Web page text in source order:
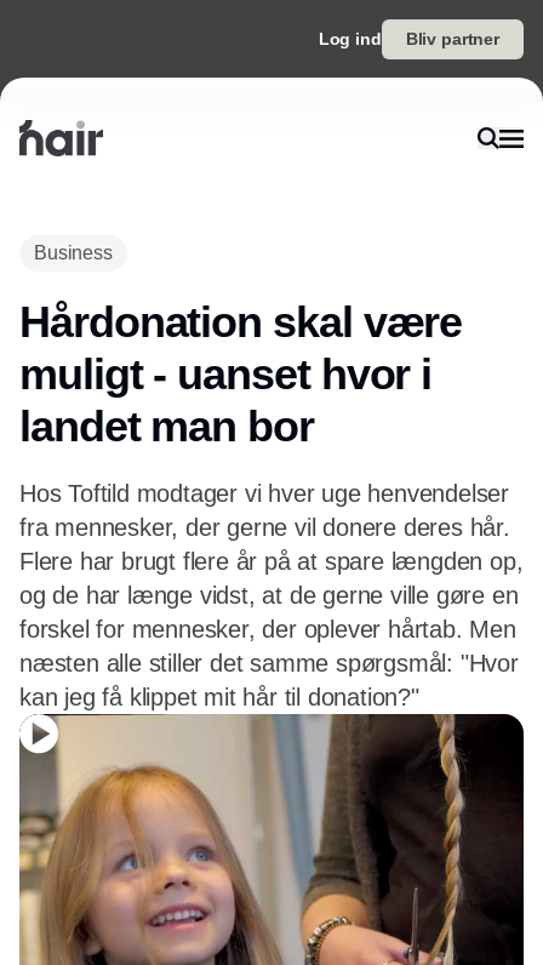
Log ind Bliv partner
Business
Hårdonation skal være
muligt - uanset hvor i
landet man bor
Hos Toftild modtager vi hver uge henvendelser
fra mennesker, der gerne vil donere deres hår.
Flere har brugt flere år på at spare længden op,
og de har længe vidst, at de gerne ville gøre en
forskel for mennesker, der oplever hårtab. Men
næsten alle stiller det samme spørgsmål: "Hvor
kan jeg få klippet mit hår til donation?"